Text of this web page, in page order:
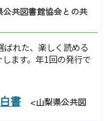
Foreign Language
公共図書館協会との共
れた、楽しく読める
ます。年1回の発行で
書 <山梨県公共図